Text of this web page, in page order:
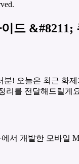
드 &#8211;
분! 오늘은 최근 화
리를 전달해드릴게
서 개발한 모바일